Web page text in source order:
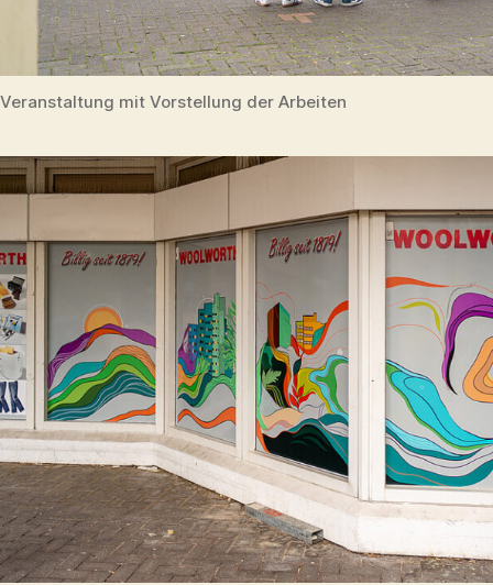
Veranstaltung mit Vorstellung der Arbeiten